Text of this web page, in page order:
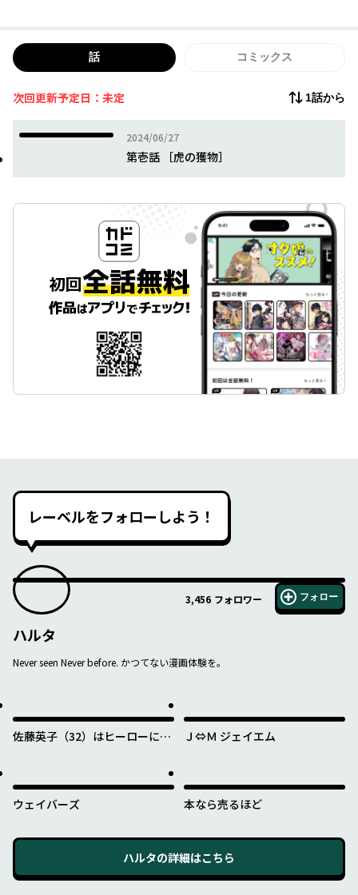
話 コミックス
次回更新予定日：未定 1話から
2024/06/27
2024年06月27日
第壱話 ［虎の獲物］
レーベルをフォローしよう！
3,456 フォロワー フォロー
ハルタ
Never seen Never before. かつてない漫画体験を。
佐藤英子（32）はヒーローにな
Ｊ⇔Ｍ ジェイエム
ウェイバーズ 本なら売るほど
ハルタの詳細はこちら